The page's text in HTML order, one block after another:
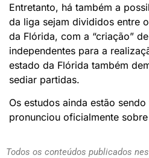
Entretanto, há também a
da liga sejam divididos entre
da Flórida, com a “criação”
independentes para a
estado da Flórida também
sediar partidas.
Os estudos ainda estão
pronunciou oficialmente
Todos os conteúdos publicados